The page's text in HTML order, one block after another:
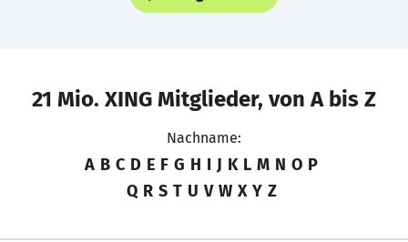
21 Mio. XING Mitglieder, von A bis Z
Nachname:
A B C D E F G H I J K L M N O P
Q R S T U V W X Y Z